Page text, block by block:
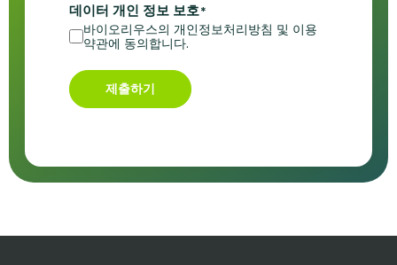
데이터 개인 정보 보호*
바이오리우스의 개인정보처리방침 및 이용
약관에 동의합니다.
제출하기